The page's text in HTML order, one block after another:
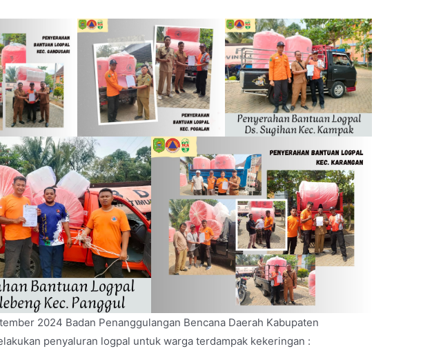
2024 Badan Penanggulangan Bencana Daerah Kabupaten
penyaluran logpal untuk warga terdampak kekeringan :